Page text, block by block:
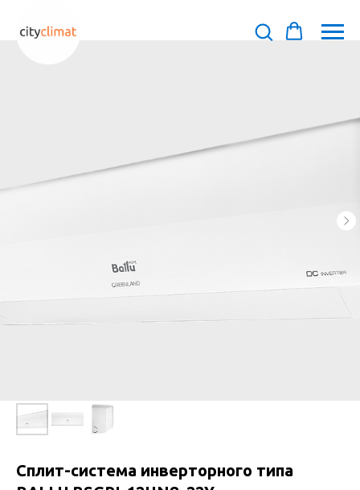
Сплит-система инверторного типа